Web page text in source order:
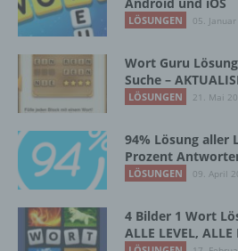
Android und iOS
LÖSUNGEN 05.
Wort Guru
Suche –
LÖSUNGEN 21. Mai
94% Lösung aller
Prozent
LÖSUNGEN 09. April
4 Bilder 1 Wort
ALLE LEVEL, ALLE
und Mittel der
personenbezogenen
Sind die Zwecke und
Verarbeitung durch das
das Recht der
so kann der
beziehungsweise können
Kriterien seiner
Unionsrecht oder dem
Mitgliedstaaten
h) Auftragsverarbeiter